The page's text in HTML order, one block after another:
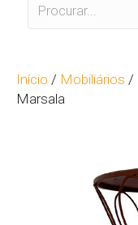
Início / Mobiliários /
Marsala